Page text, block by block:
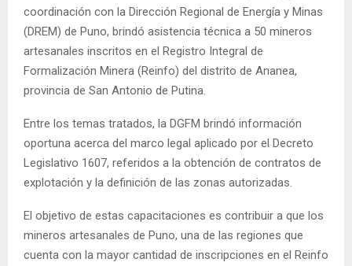
coordinación con la Dirección Regional de Energía y Minas
(DREM) de Puno, brindó asistencia técnica a 50 mineros
artesanales inscritos en el Registro Integral de
Formalización Minera (Reinfo) del distrito de Ananea,
provincia de San Antonio de Putina.
Entre los temas tratados, la DGFM brindó información
oportuna acerca del marco legal aplicado por el Decreto
Legislativo 1607, referidos a la obtención de contratos de
explotación y la definición de las zonas autorizadas.
El objetivo de estas capacitaciones es contribuir a que los
mineros artesanales de Puno, una de las regiones que
cuenta con la mayor cantidad de inscripciones en el Reinfo